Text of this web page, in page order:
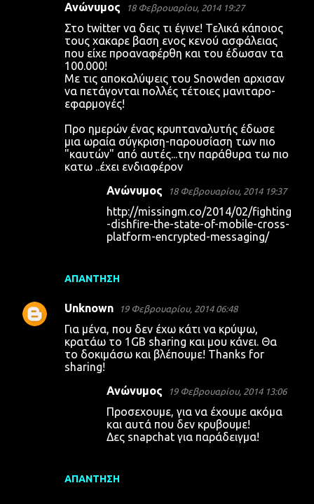
Ανώνυμος 18 Φεβρουαρίου, 2014 19:27
Στο twitter να δεις τι έγινε! Τελικά κάποιος
τους χακαρε βαση ενος κενού ασφάλειας
που είχε προαναφέρθη και του έδωσαν τα
100.000!
Με τις αποκαλύψεις του Snowden αρχισαν
να πετάγονται πολλές τέτοιες μανιταρο-
εφαρμογές!
Προ ημερών ένας κρυπταναλυτής έδωσε
μια ωραία σύγκριση-παρουσίαση των πιο
"καυτών" από αυτές...την παράθυρα τω πιο
κατω ..έχει ενδιαφέρον
ΑΠΆΝΤΗΣΗ
Ανώνυμος 18 Φεβρουαρίου, 2014 19:37
http://missingm.co/2014/02/fighting
-dishfire-the-state-of-mobile-cross-
platform-encrypted-messaging/
Unknown 19 Φεβρουαρίου, 2014 06:48
Για μένα, που δεν έχω κάτι να κρύψω,
κρατάω το 1GB sharing και μου κάνει. Θα
το δοκιμάσω και βλέπουμε! Thanks for
sharing!
ΑΠΆΝΤΗΣΗ
Ανώνυμος 19 Φεβρουαρίου, 2014 13:06
Προσεχουμε, για να έχουμε ακόμα
και αυτά που δεν κρυβουμε!
Δες snapchat για παράδειγμα!